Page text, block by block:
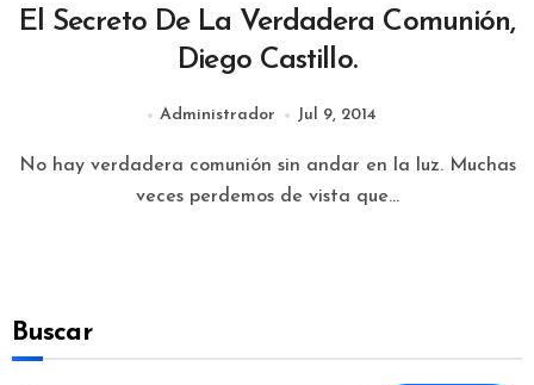
El Secreto De La Verdadera Comunión,
Diego Castillo.
Administrador Jul 9, 2014
No hay verdadera comunión sin andar en la luz. Muchas
veces perdemos de vista que...
Buscar